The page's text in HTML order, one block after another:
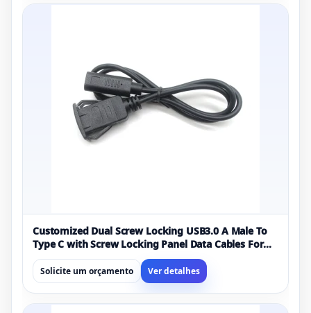
Customized Dual Screw Locking USB3.0 A Male To
Type C with Screw Locking Panel Data Cables For
Industrial Camera - COPY - 8s13mr
Solicite um orçamento Ver detalhes